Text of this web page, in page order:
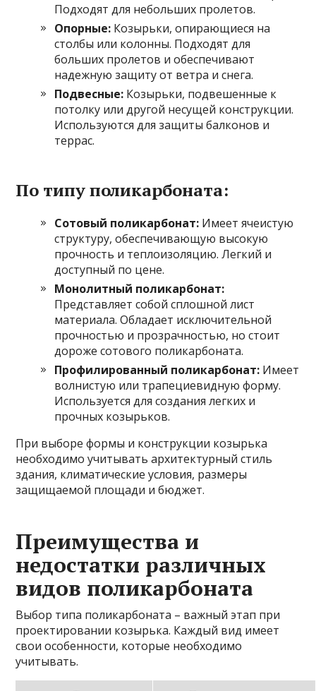
Подходят для небольших пролетов.
Опорные: Козырьки, опирающиеся на
столбы или колонны. Подходят для
больших пролетов и обеспечивают
надежную защиту от ветра и снега.
Подвесные: Козырьки, подвешенные к
потолку или другой несущей конструкции.
Используются для защиты балконов и
террас.
По типу поликарбоната:
Сотовый поликарбонат: Имеет ячеистую
структуру, обеспечивающую высокую
прочность и теплоизоляцию. Легкий и
доступный по цене.
Монолитный поликарбонат:
Представляет собой сплошной лист
материала. Обладает исключительной
прочностью и прозрачностью, но стоит
дороже сотового поликарбоната.
Профилированный поликарбонат: Имеет
волнистую или трапециевидную форму.
Используется для создания легких и
прочных козырьков.
При выборе формы и конструкции козырька
необходимо учитывать архитектурный стиль
здания, климатические условия, размеры
защищаемой площади и бюджет.
Преимущества и
недостатки различных
видов поликарбоната
Выбор типа поликарбоната – важный этап при
проектировании козырька. Каждый вид имеет
свои особенности, которые необходимо
учитывать.